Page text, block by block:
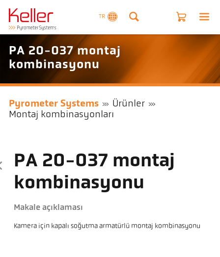
TR
PA 20-037 montaj
kombinasyonu
Pyrometer Systems
Ürünler
Montaj kombinasyonları
PA 20-037 montaj
kombinasyonu
Makale açıklaması
Kamera için kapalı soğutma armatürlü montaj kombinasyonu